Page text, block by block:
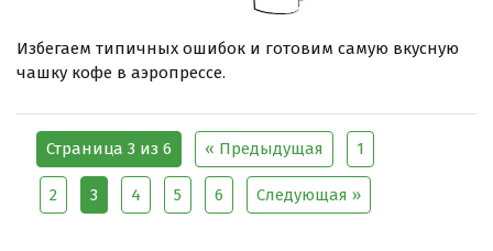
Избегаем типичных ошибок и готовим самую вкусную
чашку кофе в аэропрессе.
Страница 3 из 6 « Предыдущая 1
2 3 4 5 6 Следующая »